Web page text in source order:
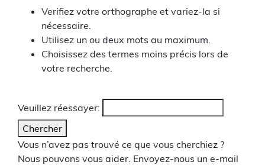
Verifiez votre orthographe et variez-la si
nécessaire.
Utilisez un ou deux mots au maximum.
Choisissez des termes moins précis lors de
votre recherche.
Veuillez réessayer:
Chercher
Vous n’avez pas trouvé ce que vous cherchiez ?
Nous pouvons vous aider. Envoyez-nous un e-mail